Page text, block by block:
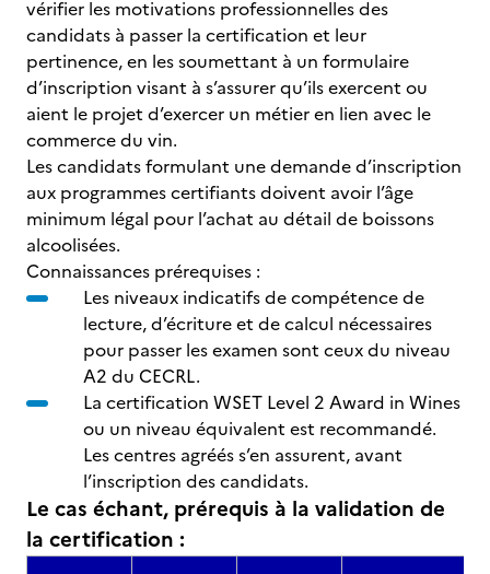
vérifier les motivations professionnelles des
candidats à passer la certification et leur
pertinence, en les soumettant à un formulaire
d’inscription visant à s’assurer qu’ils exercent ou
aient le projet d’exercer un métier en lien avec le
commerce du vin.
Les candidats formulant une demande d’inscription
aux programmes certifiants doivent avoir l’âge
minimum légal pour l’achat au détail de boissons
alcoolisées.
Connaissances prérequises :
Les niveaux indicatifs de compétence de
lecture, d’écriture et de calcul nécessaires
pour passer les examen sont ceux du niveau
A2 du CECRL.
La certification WSET Level 2 Award in Wines
ou un niveau équivalent est recommandé.
Les centres agréés s’en assurent, avant
l’inscription des candidats.
Le cas échant, prérequis à la validation de
la certification :